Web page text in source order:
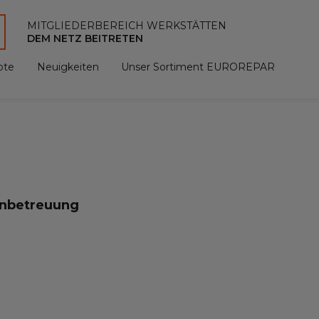
MITGLIEDERBEREICH WERKSTÄTTEN
DEM NETZ BEITRETEN
Neuigkeiten Unser Sortiment EUROREPAR